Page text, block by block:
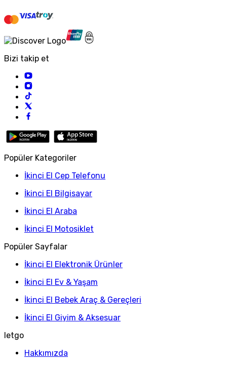
Bizi takip et
Popüler Kategoriler
İkinci El Cep Telefonu
İkinci El Bilgisayar
İkinci El Araba
İkinci El Motosiklet
Popüler Sayfalar
İkinci El Elektronik Ürünler
İkinci El Ev & Yaşam
İkinci El Bebek Araç & Gereçleri
İkinci El Giyim & Aksesuar
letgo
Hakkımızda